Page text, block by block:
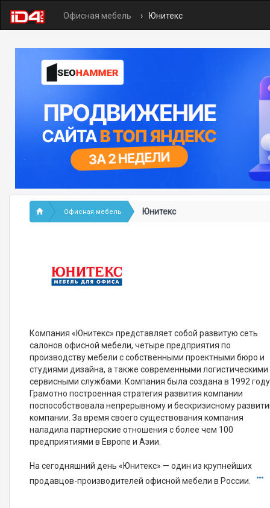
Офисная мебель Юнитекс
Офисная мебель Юнитекс
Компания «Юнитекс» представляет собой развитую сеть
салонов офисной мебели, четыре предприятия по
производству мебели с собственными проектными бюро и
студиями дизайна, а также современными логистическими
сервисными службами. Компания была создана в 1992
Грамотно построенная стратегия развития компании
поспособствовала непрерывному и бескризисному
компании. За время своего существования компания
наладила партнерские отношения с более чем 100
предприятиями в Европе и Азии.
На сегодняшний день «Юнитекс» — один из крупнейших
продавцов-производителей офисной мебели в России.